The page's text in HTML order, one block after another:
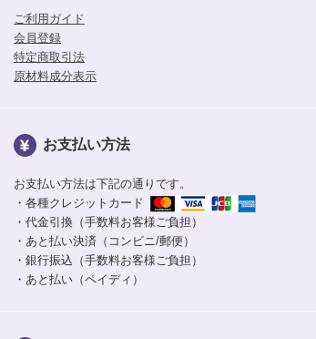
ご利用ガイド
会員登録
特定商取引法
原材料成分表示
お支払い方法
お支払い方法は下記の通りです。
・各種クレジットカード
・代金引換（手数料お客様ご負担）
・あと払い決済（コンビニ/郵便）
・銀行振込（手数料お客様ご負担）
・あと払い（ペイディ）